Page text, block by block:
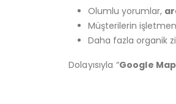
Olumlu yorumlar,
Müşterilerin
Daha fazla organik
Dolayısıyla “Google